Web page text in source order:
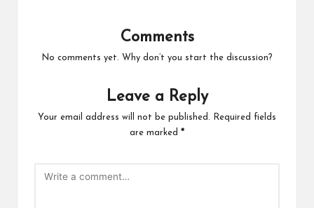
Comments
No comments yet. Why don’t you start the discussion?
Leave a Reply
Your email address will not be published.
Required fields
are marked *